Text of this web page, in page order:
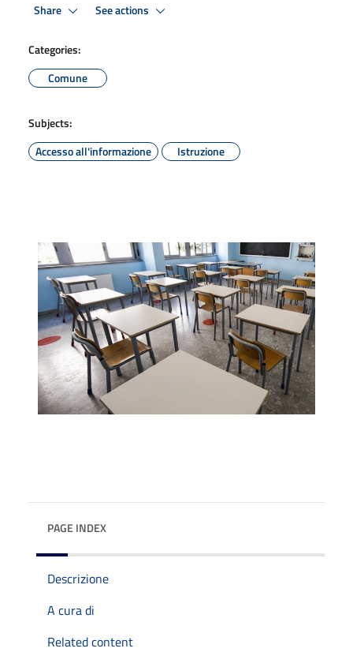
Share See actions
Categories:
Comune
Subjects:
Accesso all'informazione
Istruzione
PAGE INDEX
Descrizione
A cura di
Related content